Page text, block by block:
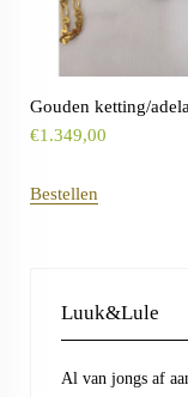
Gouden ketting/
€1.349,00
Bestellen
Luuk&Lule
Al van jongs af